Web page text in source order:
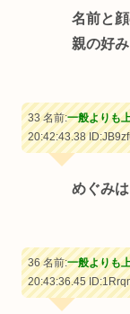
名前と
親の好
33 名前:一般よりも
20:42:43.38
めぐみは
36 名前:一般よりも
20:43:36.45